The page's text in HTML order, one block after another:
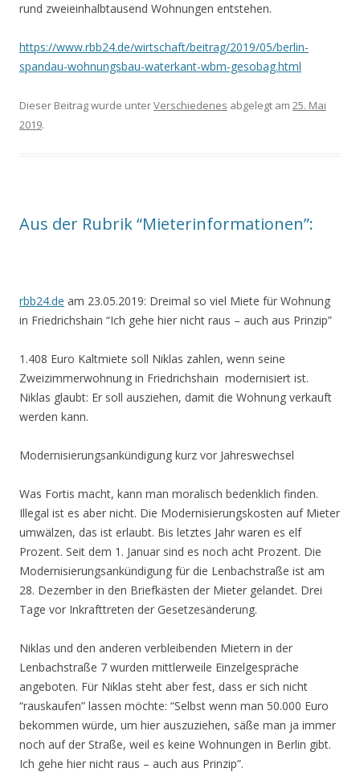
rund zweieinhalbtausend Wohnungen entstehen.
https://www.rbb24.de/wirtschaft/beitrag/2019/05/berlin-
spandau-wohnungsbau-waterkant-wbm-gesobag.html
Dieser Beitrag wurde unterVerschiedenes abgelegt am 25. Mai
2019.
Aus der Rubrik “Mieterinformationen”:
rbb24.de am 23.05.2019: Dreimal so viel Miete für Wohnung
in Friedrichshain “Ich gehe hier nicht raus – auch aus Prinzip”
1.408 Euro Kaltmiete soll Niklas zahlen, wenn seine
Zweizimmerwohnung in Friedrichshain modernisiert ist.
Niklas glaubt: Er soll ausziehen, damit die Wohnung verkauft
werden kann.
Modernisierungsankündigung kurz vor Jahreswechsel
Was Fortis macht, kann man moralisch bedenklich finden.
Illegal ist es aber nicht. Die Modernisierungskosten auf Mieter
umwälzen, das ist erlaubt. Bis letztes Jahr waren es elf
Prozent. Seit dem 1. Januar sind es noch acht Prozent. Die
Modernisierungsankündigung für die Lenbachstraße ist am
28. Dezember in den Briefkästen der Mieter gelandet. Drei
Tage vor Inkrafttreten der Gesetzesänderung.
Niklas und den anderen verbleibenden Mietern in der
Lenbachstraße 7 wurden mittlerweile Einzelgespräche
angeboten. Für Niklas steht aber fest, dass er sich nicht
“rauskaufen” lassen möchte: “Selbst wenn man 50.000 Euro
bekommen würde, um hier auszuziehen, säße man ja immer
noch auf der Straße, weil es keine Wohnungen in Berlin gibt.
Ich gehe hier nicht raus – auch aus Prinzip”.